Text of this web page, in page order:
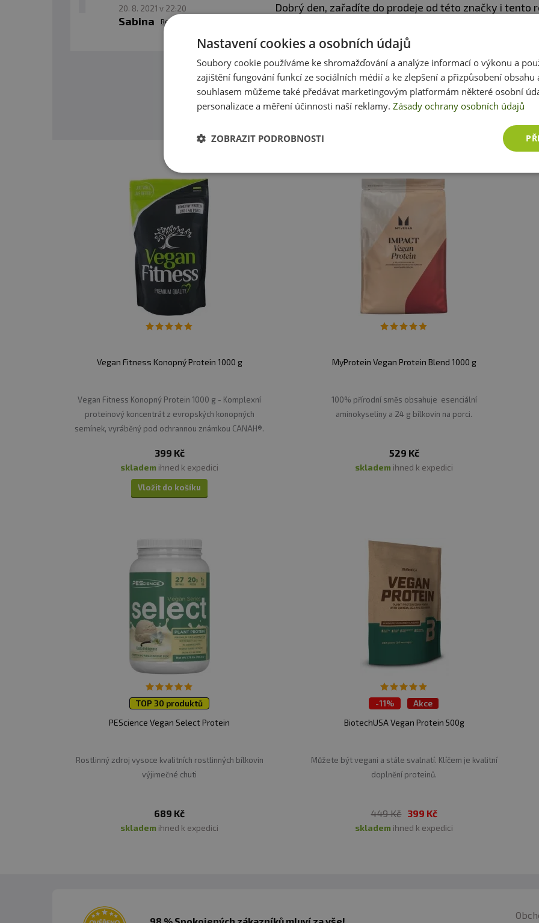
20. 8. 2021 v 22:20
Sabina Reagovat
Dobrý den, zařadíte do prodeje od této značky i tento
https://www.scitecnutrition.com/cz/produkty/
O našich produktech víme skoro vše. Zeptejte se, rádi vám
Přidat dotaz
Vegan Fitness Konopný Protein 1000 g
Vegan Fitness Konopný Protein 1000 g - Komplexní
proteinový koncentrát z evropských konopných
semínek, vyráběný pod ochrannou známkou CANAH®.
399 Kč
skladem ihned k expedici
Vložit do košíku
MyProtein Vegan Protein Blend 1000 g
100% přírodní směs obsahuje esenciální
aminokyseliny a 24 g bílkovin na porci.
529 Kč
skladem ihned k expedici
TOP 30 produktů
PEScience Vegan Select Protein
Rostlinný zdroj vysoce kvalitních rostlinných bílkovin
výjimečné chuti
689 Kč
skladem ihned k expedici
-11%
Akce
BiotechUSA Vegan Protein 500g
Můžete být vegani a stále svalnatí. Klíčem je kvalitní
doplnění proteinů.
449 Kč 399 Kč
skladem ihned k expedici
Nastavení cookies a osobních údajů
Soubory cookie používáme ke shromažďování a analýze informací o výkonu a
zajištění fungování funkcí ze sociálních médií a ke zlepšení a přizpůsobení obsahu
souhlasem můžeme také předávat marketingovým platformám některé osobní
personalizace a měření účinnosti naší reklamy. Zásady ochrany osobních údajů
ZOBRAZIT PODROBNOSTI